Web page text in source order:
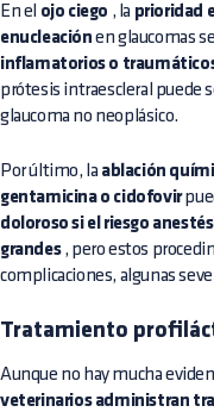
En el ojo ciego , la prioridad
enucleación en glaucomas
inflamatorios o
prótesis intraescleral puede
glaucoma no neoplásico.
Por último, la ablación
gentamicina o cidofovir
doloroso si el riesgo
grandes, pero estos
complicaciones, algunas
Tratamiento
Aunque no hay mucha
veterinarios administran